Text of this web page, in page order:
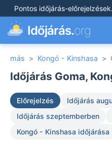
Pontos időjárás-előrejelzések.
Időjárás.org
más > Kongó - Kinshasa >
Időjárás Goma,
Előrejelzés
Időjárás
Időjárás szeptemberben
Kongó - Kinshasa időjárása